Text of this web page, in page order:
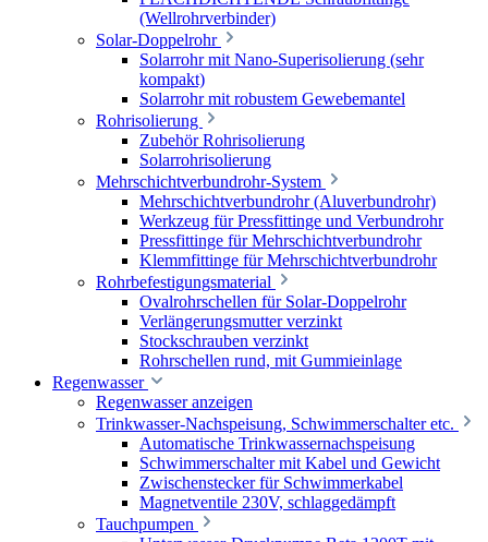
(Wellrohrverbinder)
Solar-Doppelrohr
Solarrohr mit Nano-Superisolierung (sehr
kompakt)
Solarrohr mit robustem Gewebemantel
Rohrisolierung
Zubehör Rohrisolierung
Solarrohrisolierung
Mehrschichtverbundrohr-System
Mehrschichtverbundrohr (Aluverbundrohr)
Werkzeug für Pressfittinge und Verbundrohr
Pressfittinge für Mehrschichtverbundrohr
Klemmfittinge für Mehrschichtverbundrohr
Rohrbefestigungsmaterial
Ovalrohrschellen für Solar-Doppelrohr
Verlängerungsmutter verzinkt
Stockschrauben verzinkt
Rohrschellen rund, mit Gummieinlage
Regenwasser
Regenwasser anzeigen
Trinkwasser-Nachspeisung, Schwimmerschalter etc.
Automatische Trinkwassernachspeisung
Schwimmerschalter mit Kabel und Gewicht
Zwischenstecker für Schwimmerkabel
Magnetventile 230V, schlaggedämpft
Tauchpumpen